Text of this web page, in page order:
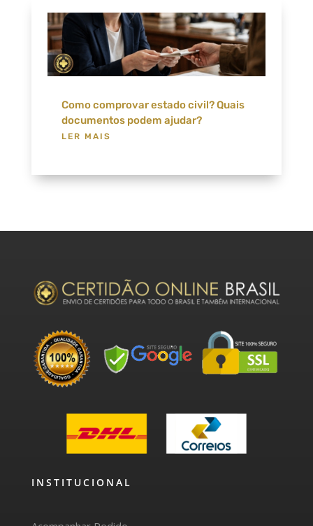
Como comprovar estado civil? Quais
documentos podem ajudar?
LER MAIS
INSTITUCIONAL